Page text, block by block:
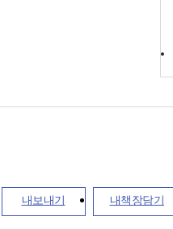
내보내기 내책장담기